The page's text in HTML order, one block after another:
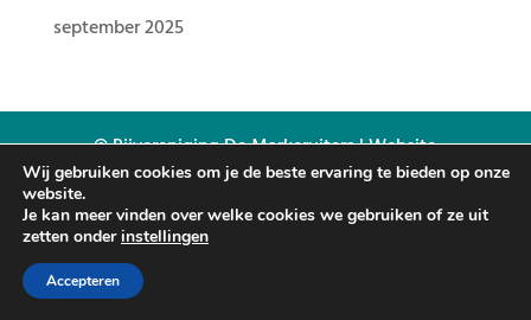
september 2025
© Rijvereniging De Markeruiters | Website
ontworpen doorKnap-webdesign|
Privacyregeling
Wij gebruiken cookies om je de beste ervaring te bieden op onze
website.
Je kan meer vinden over welke cookies we gebruiken of ze uit
zetten onderinstellingen
Accepteren